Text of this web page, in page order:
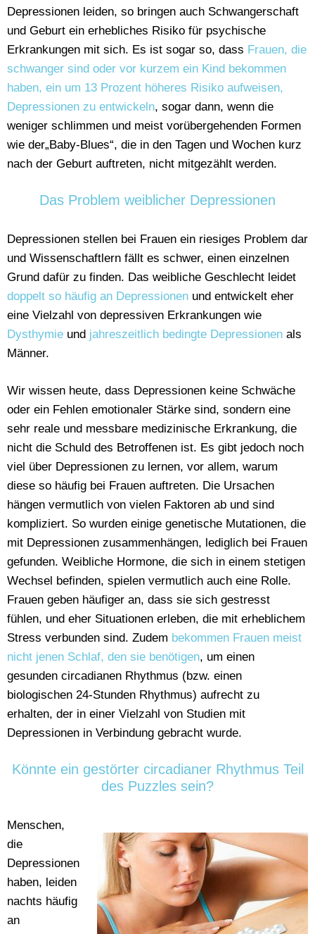
Depressionen leiden, so bringen auch Schwangerschaft
und Geburt ein erhebliches Risiko für psychische
Erkrankungen mit sich. Es ist sogar so, dass Frauen, die
schwanger sind oder vor kurzem ein Kind bekommen
haben, ein um 13 Prozent höheres Risiko aufweisen,
Depressionen zu entwickeln, sogar dann, wenn die
weniger schlimmen und meist vorübergehenden Formen
wie der„Baby-Blues“, die in den Tagen und Wochen kurz
nach der Geburt auftreten, nicht mitgezählt werden.
Das Problem weiblicher Depressionen
Depressionen stellen bei Frauen ein riesiges Problem dar
und Wissenschaftlern fällt es schwer, einen einzelnen
Grund dafür zu finden. Das weibliche Geschlecht leidet
doppelt so häufig an Depressionen und entwickelt eher
eine Vielzahl von depressiven Erkrankungen wie
Dysthymie und jahreszeitlich bedingte Depressionen als
Männer.
Wir wissen heute, dass Depressionen keine Schwäche
oder ein Fehlen emotionaler Stärke sind, sondern eine
sehr reale und messbare medizinische Erkrankung, die
nicht die Schuld des Betroffenen ist. Es gibt jedoch noch
viel über Depressionen zu lernen, vor allem, warum
diese so häufig bei Frauen auftreten. Die Ursachen
hängen vermutlich von vielen Faktoren ab und sind
kompliziert. So wurden einige genetische Mutationen, die
mit Depressionen zusammenhängen, lediglich bei Frauen
gefunden. Weibliche Hormone, die sich in einem stetigen
Wechsel befinden, spielen vermutlich auch eine Rolle.
Frauen geben häufiger an, dass sie sich gestresst
fühlen, und eher Situationen erleben, die mit erheblichem
Stress verbunden sind. Zudem bekommen Frauen meist
nicht jenen Schlaf, den sie benötigen, um einen
gesunden circadianen Rhythmus (bzw. einen
biologischen 24-Stunden Rhythmus) aufrecht zu
erhalten, der in einer Vielzahl von Studien mit
Depressionen in Verbindung gebracht wurde.
Könnte ein gestörter circadianer Rhythmus Teil
des Puzzles sein?
Menschen,
die
Depressionen
haben, leiden
nachts häufig
an